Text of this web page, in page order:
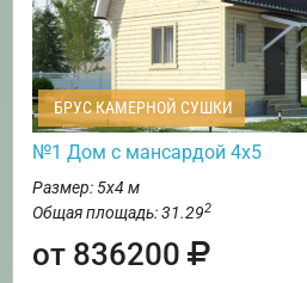
БРУС КАМЕРНОЙ СУШКИ
№1 Дом с мансардой 4х5
Размер: 5х4 м
Общая площадь: 31.292
от 836200